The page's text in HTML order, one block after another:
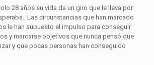
28 años su vida da un giro que le lleva por
Las circunstancias que han marcado
le han supuesto el impulso para conseguir
y marcarse objetivos que nunca pensó que
y que pocas personas han conseguido